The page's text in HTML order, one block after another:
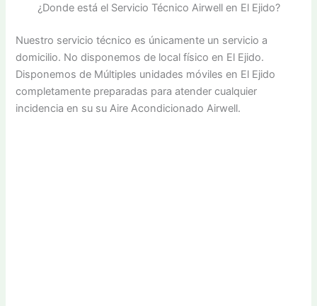
¿Donde está el Servicio Técnico Airwell en El Ejido?
Nuestro servicio técnico es únicamente un servicio a
domicilio. No disponemos de local físico en El Ejido.
Disponemos de Múltiples unidades móviles en El Ejido
completamente preparadas para atender cualquier
incidencia en su su Aire Acondicionado Airwell.